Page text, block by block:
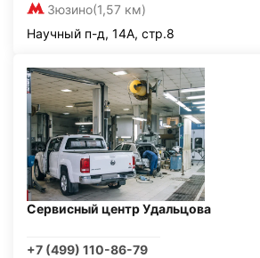
Зюзино(1,57 км)
Научный п-д, 14А, стр.8
Сервисный центр Удальцова
+7 (499) 110-86-79